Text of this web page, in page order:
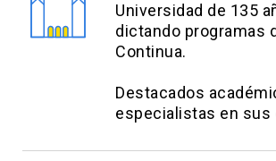
Universidad de 135
dictando programas
Continua.
Destacados
especialistas en sus